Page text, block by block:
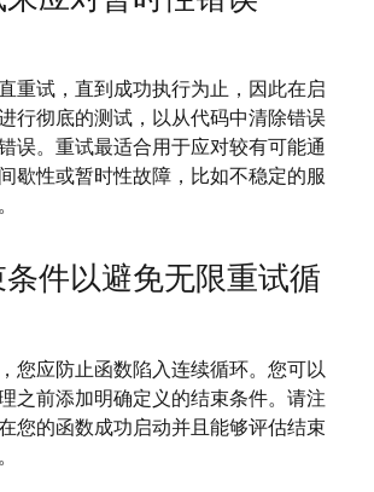
重试，直到成功执行为止，因此在启
行彻底的测试，以从代码中清除错误
误。重试最适合用于应对较有可能通
歇性或暂时性故障，比如不稳定的服
件以避免无限重试循
您应防止函数陷入连续循环。您可以
之前添加明确定义的结束条件。 请注
您的函数成功启动并且能够评估结束